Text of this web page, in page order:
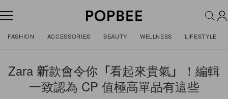
FASHION ACCESSORIES BEAUTY WELLNESS LIFESTYLE
Zara 新款會令你「看起來貴氣」！編輯
一致認為 CP 值極高單品有這些